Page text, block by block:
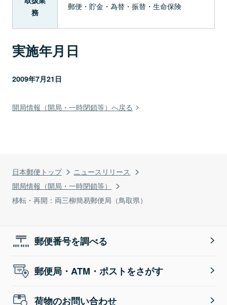
日本郵便トップ
ニュースリリース
開局情報（開局・一時閉鎖等）
移転・再開：両三柳簡易郵便局（鳥取県）
務
郵便・貯金・為替・振替・生命保険
実施年月日
2009年7月21日
開局情報（開局・一時閉鎖等）へ戻る
郵便番号を調べる
郵便局・ATM・ポストをさがす
荷物のお問い合わせ